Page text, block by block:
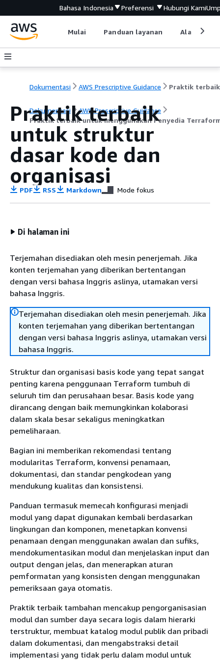
Bahasa Indonesia Preferensi Hubungi Kami
Mulai Panduan layanan Alat
Dokumentasi AWS Prescriptive Guidance
Dokumentasi
AWS Prescriptive Guidance
Praktik terbaik untuk menggunakan Penyedia
Praktik terbaik
untuk struktur
dasar kode dan
organisasi
PDF RSS Markdown Mode fokus
Di halaman ini
Terjemahan disediakan oleh mesin penerjemah. Jika
konten terjemahan yang diberikan bertentangan
dengan versi bahasa Inggris aslinya, utamakan versi
bahasa Inggris.
Terjemahan disediakan oleh mesin penerjemah. Jika
konten terjemahan yang diberikan bertentangan
dengan versi bahasa Inggris aslinya, utamakan versi
bahasa Inggris.
Struktur dan organisasi basis kode yang tepat sangat
penting karena penggunaan Terraform tumbuh di
seluruh tim dan perusahaan besar. Basis kode yang
dirancang dengan baik memungkinkan kolaborasi
dalam skala besar sekaligus meningkatkan
pemeliharaan.
Bagian ini memberikan rekomendasi tentang
modularitas Terraform, konvensi penamaan,
dokumentasi, dan standar pengkodean yang
mendukung kualitas dan konsistensi.
Panduan termasuk memecah konfigurasi menjadi
modul yang dapat digunakan kembali berdasarkan
lingkungan dan komponen, menetapkan konvensi
penamaan dengan menggunakan awalan dan sufiks,
mendokumentasikan modul dan menjelaskan input dan
output dengan jelas, dan menerapkan aturan
pemformatan yang konsisten dengan menggunakan
pemeriksaan gaya otomatis.
Praktik terbaik tambahan mencakup pengorganisasian
modul dan sumber daya secara logis dalam hierarki
terstruktur, membuat katalog modul publik dan pribadi
dalam dokumentasi, dan mengabstraksi detail
implementasi yang tidak perlu dalam modul untuk